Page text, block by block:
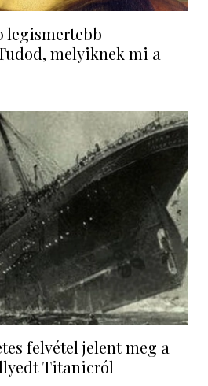
legismertebb
melyiknek mi a
felvétel jelent meg a
Titanicról